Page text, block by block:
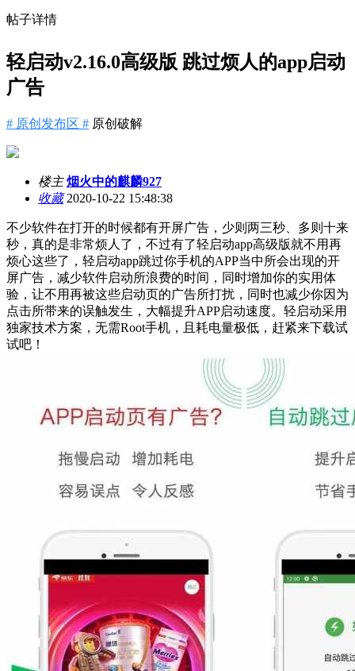
帖子详情
轻启动v2.16.0高级版 跳过烦人的app启动
广告
# 原创发布区 # 原创破解
楼主 烟火中的麒麟927
收藏2020-10-22 15:48:38
不少软件在打开的时候都有开屏广告，少则两三秒、多则十来
秒，真的是非常烦人了，不过有了轻启动app高级版就不用再
烦心这些了，轻启动app跳过你手机的APP当中所会出现的开
屏广告，减少软件启动所浪费的时间，同时增加你的实用体
验，让不用再被这些启动页的广告所打扰，同时也减少你因为
点击所带来的误触发生，大幅提升APP启动速度。轻启动采用
独家技术方案，无需Root手机，且耗电量极低，赶紧来下载试
试吧！